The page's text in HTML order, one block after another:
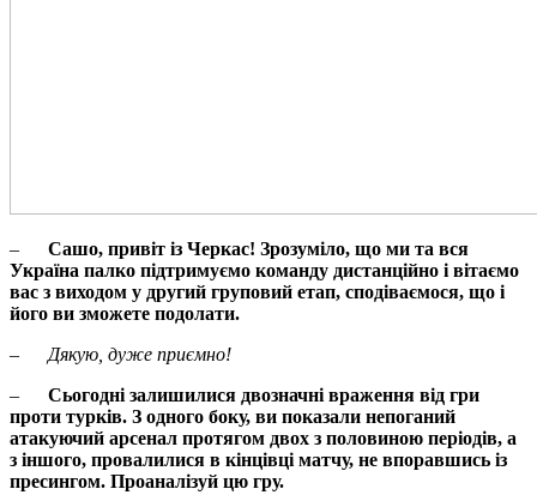
–
Сашо, привіт із Черкас! Зрозуміло, що ми та вся
Україна палко підтримуємо команду дистанційно і вітаємо
вас з виходом у другий груповий етап, сподіваємося, що і
його ви зможете подолати.
–
Дякую, дуже приємно!
–
Сьогодні залишилися двозначні враження від гри
проти турків. З одного боку, ви показали непоганий
атакуючий арсенал протягом двох з половиною періодів, а
з іншого, провалилися в кінцівці матчу, не впоравшись із
пресингом. Проаналізуй цю гру.